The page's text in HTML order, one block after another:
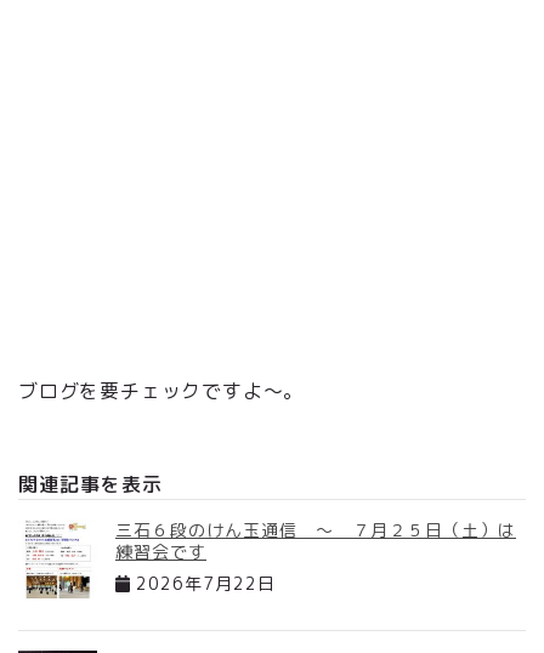
ブログを要チェックですよ～。
関連記事を表示
三石６段のけん玉通信 ～ ７月２５日（土）は
練習会です
2026年7月22日